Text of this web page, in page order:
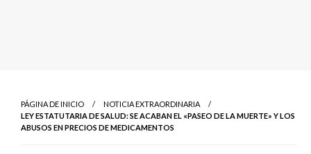
PÁGINA DE INICIO
NOTICIA EXTRAORDINARIA
LEY ESTATUTARIA DE SALUD: SE ACABAN EL «PASEO DE LA MUERTE» Y LOS
ABUSOS EN PRECIOS DE MEDICAMENTOS